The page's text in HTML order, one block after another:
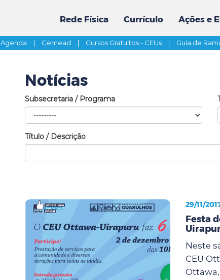
Rede Física Currículo Ações e
Agenda | Cemead | Cursos Gratuitos - CEUs | Guia de
Notícias
Subsecretaria / Programa
Título / Descrição
29/11/
Festa
Neste
CEU